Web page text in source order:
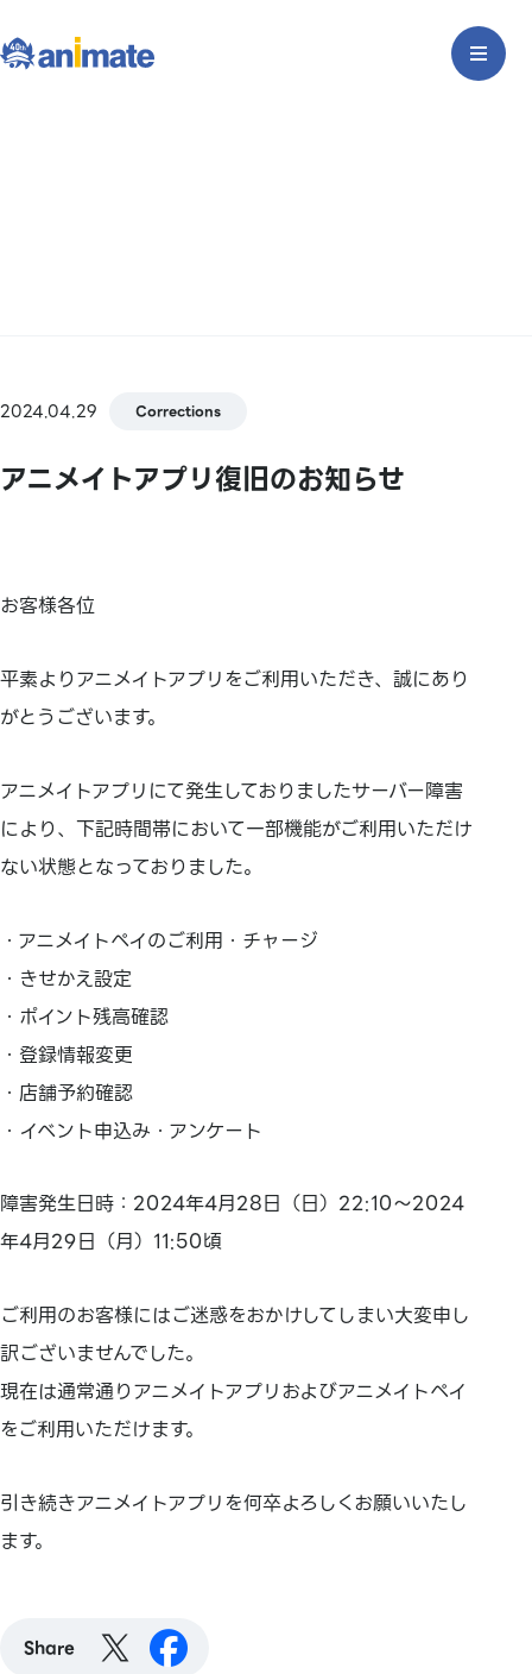
2024.04.29 Corrections
アニメイトアプリ復旧のお知らせ
お客様各位
平素よりアニメイトアプリをご利用いただき、誠にあり
がとうございます。
アニメイトアプリにて発生しておりましたサーバー障害
により、下記時間帯において一部機能がご利用いただけ
ない状態となっておりました。
・アニメイトペイのご利用・チャージ
・きせかえ設定
・ポイント残高確認
・登録情報変更
・店舗予約確認
・イベント申込み・アンケート
障害発生日時：2024年4月28日（日）22:10〜2024
年4月29日（月）11:50頃
ご利用のお客様にはご迷惑をおかけしてしまい大変申し
訳ございませんでした。
現在は通常通りアニメイトアプリおよびアニメイトペイ
をご利用いただけます。
引き続きアニメイトアプリを何卒よろしくお願いいたし
ます。
Share